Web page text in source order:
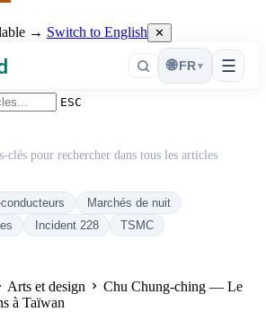
→ Switch to English ✕
☰
🌐 FR ▾
ESC
clés pour rechercher dans tous les articles
Marchés de nuit
Incident 228
TSMC
Arts et design
Chu Chung-ching — Le
à Taïwan